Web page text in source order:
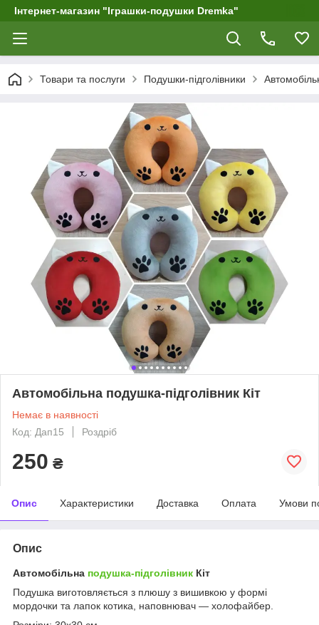
Інтернет-магазин "Іграшки-подушки Dremka"
Товари та послуги Подушки-підголівники
Автомобільна подушка-підголівник Кіт
Немає в наявності
Код: Дап15
Роздріб
250 ₴
Опис Характеристики Доставка Оплата Умови
Опис
Автомобільна подушка-підголівник Кіт
Подушка виготовляється з плюшу з вишивкою у формі
мордочки та лапок котика, наповнювач — холофайбер.